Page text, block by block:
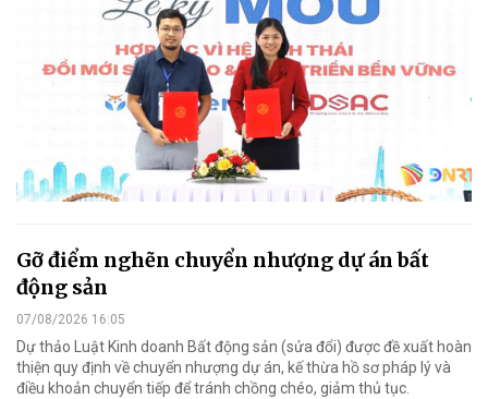
Gỡ điểm nghẽn chuyển nhượng dự án bất
động sản
07/08/2026 16:05
Dự thảo Luật Kinh doanh Bất động sản (sửa đổi) được đề xuất hoàn
thiện quy định về chuyển nhượng dự án, kế thừa hồ sơ pháp lý và
điều khoản chuyển tiếp để tránh chồng chéo, giảm thủ tục.